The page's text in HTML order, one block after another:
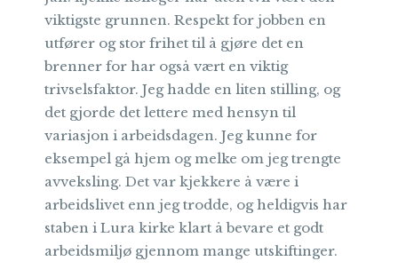
viktigste grunnen. Respekt for jobben en
utfører og stor frihet til å gjøre det en
brenner for har også vært en viktig
trivselsfaktor. Jeg hadde en liten stilling, og
det gjorde det lettere med hensyn til
variasjon i arbeidsdagen. Jeg kunne for
eksempel gå hjem og melke om jeg trengte
avveksling. Det var kjekkere å være i
arbeidslivet enn jeg trodde, og heldigvis har
staben i Lura kirke klart å bevare et godt
arbeidsmiljø gjennom mange utskiftinger.